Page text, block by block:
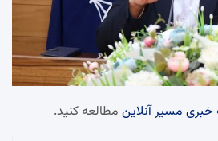
مسیر آنلاین مطالعه کنید.